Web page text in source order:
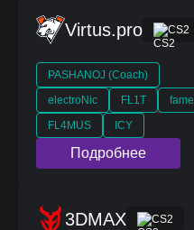
Virtus.pro CS2
PASHANOJ (Coach)
electroNic
FL1T
fame
FL4MUS
ICY
Подробнее
3DMAX CS2